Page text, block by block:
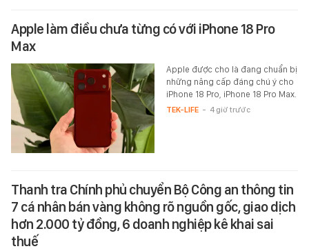
Apple làm điều chưa từng có với iPhone 18 Pro
Max
Apple được cho là đang chuẩn bị
những nâng cấp đáng chú ý cho
iPhone 18 Pro, iPhone 18 Pro Max.
TEK-LIFE - 4 giờ trước
Thanh tra Chính phủ chuyển Bộ Công an thông tin
7 cá nhân bán vàng không rõ nguồn gốc, giao dịch
hơn 2.000 tỷ đồng, 6 doanh nghiệp kê khai sai
thuế